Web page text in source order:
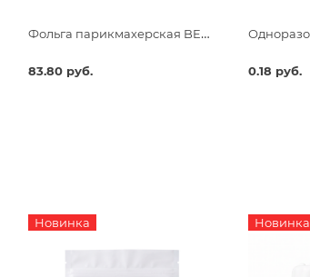
Фольга парикмахерская BEAJOY Premium 18 мкм 25 м
83.80 руб. 0.18 руб.
Новинка Новинка